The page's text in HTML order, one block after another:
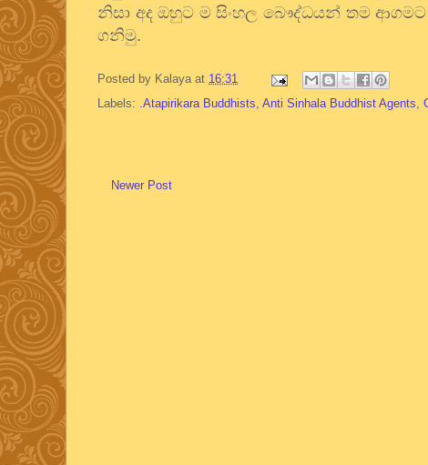
නිසා අද ඔහුට ම සිංහල බෞද්ධයන් තම ආගමට
ගනිමු.
Posted by Kalaya at 16:31
Labels: .Atapirikara Buddhists, Anti Sinhala Buddhist Agents,
Newer Post